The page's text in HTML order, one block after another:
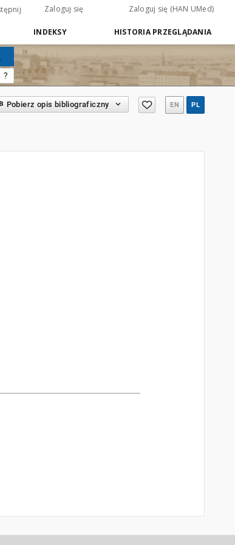
Zaloguj się Zaloguj się (HAN UMed)
INDEKSY HISTORIA PRZEGLĄDANIA
?
Pobierz opis bibliograficzny EN PL